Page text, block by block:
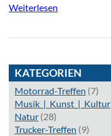
Weiterlesen
KATEGORIEN
Motorrad-Treffen (7)
Musik_|_Kunst_|_Kultur
Natur (28)
Trucker-Treffen (9)